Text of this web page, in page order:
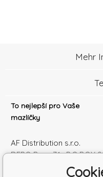
To nejlepší pro Vaše
mazlíčky
AF Distribution s.r.o.
DEPO Brno 71 , P.O.BOX
Mehr